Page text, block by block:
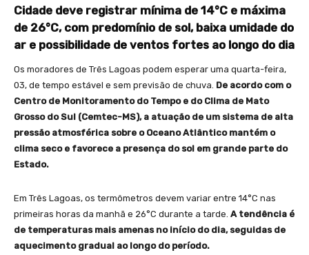
Cidade deve registrar mínima de 14°C e máxima
de 26°C, com predomínio de sol, baixa umidade do
ar e possibilidade de ventos fortes ao longo do dia
Os moradores de Três Lagoas podem esperar uma quarta-feira,
03, de tempo estável e sem previsão de chuva. De acordo com o
Centro de Monitoramento do Tempo e do Clima de Mato
Grosso do Sul (Cemtec-MS), a atuação de um sistema de alta
pressão atmosférica sobre o Oceano Atlântico mantém o
clima seco e favorece a presença do sol em grande parte do
Estado.
Em Três Lagoas, os termômetros devem variar entre 14°C nas
primeiras horas da manhã e 26°C durante a tarde. A tendência é
de temperaturas mais amenas no início do dia, seguidas de
aquecimento gradual ao longo do período.